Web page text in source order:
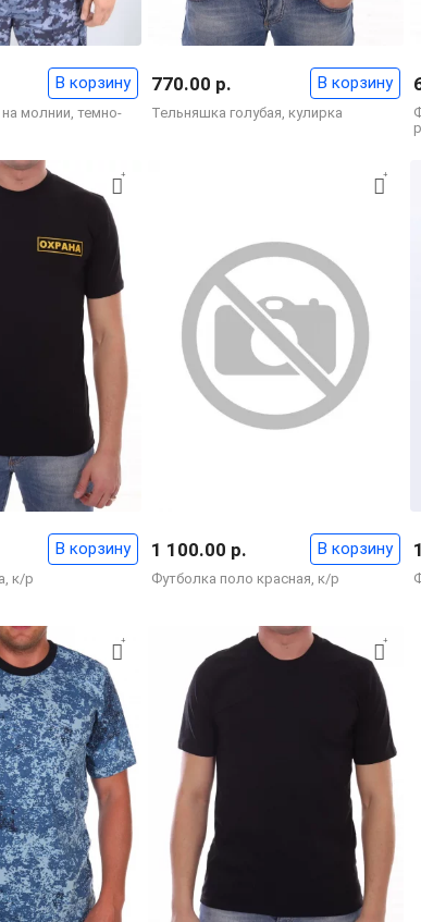
молнии, темно-
В корзину
Тельняшка голубая, кулирка
770.00 р. В корзину
к/р
В корзину
Футболка поло красная, к/р
1 100.00 р. В корзину